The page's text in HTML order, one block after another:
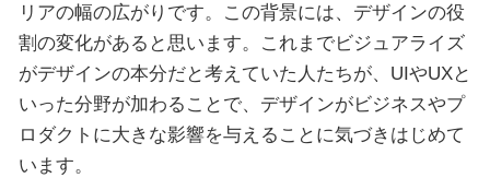
リアの幅の広がりです。この背景には、デザインの役
割の変化があると思います。これまでビジュアライズ
がデザインの本分だと考えていた人たちが、UIやUXと
いった分野が加わることで、デザインがビジネスやプ
ロダクトに大きな影響を与えることに気づきはじめて
います。